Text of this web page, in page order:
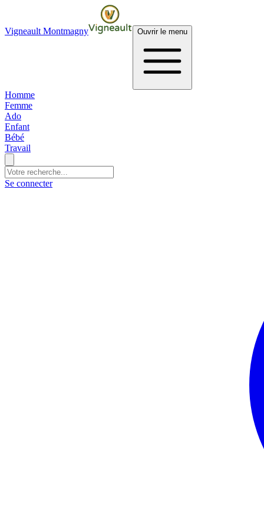
Vigneault Montmagny Ouvrir le menu
Homme
Femme
Ado
Enfant
Bébé
Travail
Se connecter